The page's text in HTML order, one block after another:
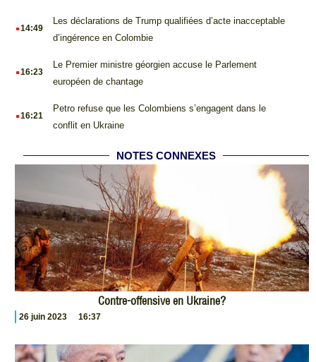
.14:49
Les déclarations de Trump qualifiées d’acte inacceptable
d’ingérence en Colombie
.16:23
Le Premier ministre géorgien accuse le Parlement
européen de chantage
.16:21
Petro refuse que les Colombiens s’engagent dans le
conflit en Ukraine
NOTES CONNEXES
Contre-offensive en Ukraine?
26 juin 2023 16:37